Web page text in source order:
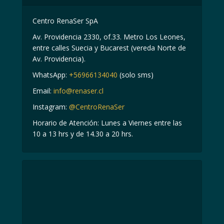
Centro RenaSer SpA
Av. Providencia 2330, of.33. Metro Los Leones,
entre calles Suecia y Bucarest (vereda Norte de
Av. Providencia).
WhatsApp: +56966134040 (solo sms)
Email: info@renaser.cl
Instagram: @CentroRenaSer
Horario de Atención: Lunes a Viernes entre las
10 a 13 hrs y de 14.30 a 20 hrs.